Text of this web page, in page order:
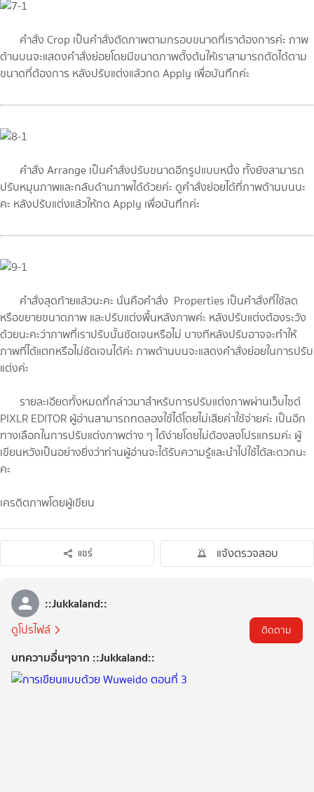
คำสั่ง Crop เป็นคำสั่งตัดภาพตามกรอบขนาดที่เราต้องการค่ะ ภาพ
ด้านบนจะแสดงคำสั่งย่อยโดยมีขนาดภาพตั้งต้นให้เราสามารถตัดได้ตาม
ขนาดที่ต้องการ หลังปรับแต่งแล้วกด Apply เพื่อบันทึกค่ะ
คำสั่ง Arrange เป็นคำสั่งปรับขนาดอีกรูปแบบหนึ่ง ทั้งยังสามารถ
ปรับหมุนภาพและกลับด้านภาพได้ด้วยค่ะ ดูคำสั่งย่อยได้ที่ภาพด้านบนนะ
คะ หลังปรับแต่งแล้วให้กด Apply เพื่อบันทึกค่ะ
คำสั่งสุดท้ายแล้วนะคะ นั่นคือคำสั่ง Properties เป็นคำสั่งที่ใช้ลด
หรือขยายขนาดภาพ และปรับแต่งพื้นหลังภาพค่ะ หลังปรับแต่งต้องระวัง
ด้วยนะคะว่าภาพที่เราปรับนั้นชัดเจนหรือไม่ บางทีหลังปรับอาจจะทำให้
ภาพที่ได้แตกหรือไม่ชัดเจนได้ค่ะ ภาพด้านบนจะแสดงคำสั่งย่อยในการปรับ
แต่งค่ะ
รายละเอียดทั้งหมดที่กล่าวมาสำหรับการปรับแต่งภาพผ่านเว็บไซต์
PIXLR EDITOR ผู้อ่านสามารถทดลองใช้ได้โดยไม่เสียค่าใช้จ่ายค่ะ เป็นอีก
ทางเลือกในการปรับแต่งภาพต่าง ๆ ได้ง่ายโดยไม่ต้องลงโปรแกรมค่ะ ผู้
เขียนหวังเป็นอย่างยิ่งว่าท่านผู้อ่านจะได้รับความรู้และนำไปใช้ได้สะดวกนะ
คะ
เครดิตภาพโดยผู้เขียน
แชร์ แจ้งตรวจสอบ
::Jukkaland::
ดูโปรไฟล์ ติดตาม
บทความอื่นๆจาก ::Jukkaland::